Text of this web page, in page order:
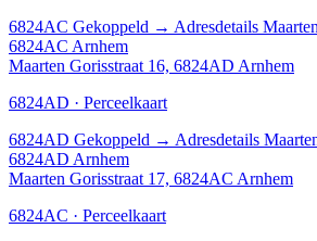
6824AC Gekoppeld → Adresdetails
6824AC Arnhem
Maarten Gorisstraat 16, 6824AD Arnhem
6824AD · Perceelkaart
6824AD Gekoppeld → Adresdetails
6824AD Arnhem
Maarten Gorisstraat 17, 6824AC Arnhem
6824AC · Perceelkaart